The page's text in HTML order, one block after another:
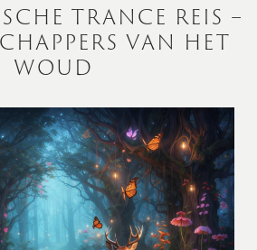
TRANCE REIS –
VAN HET
WOUD